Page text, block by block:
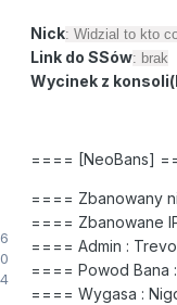
0
Nick: Widzial to kto
Link do SSów: brak
Wycinek z
==== [NeoBans]
==== Zbanowany
==== Zbanowane
==== Admin :
==== Powod Bana
==== Wygasa :